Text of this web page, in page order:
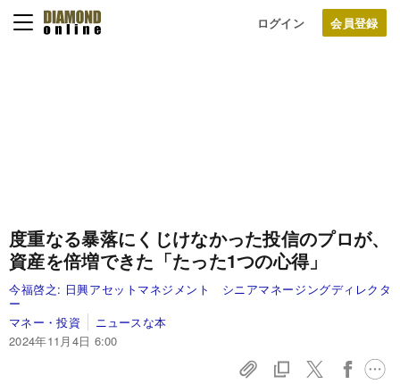
ログイン
度重なる暴落にくじけなかった投信のプロが、
資産を倍増できた「たった1つの心得」
今福啓之: 日興アセットマネジメント シニアマネージングディレクタ
ー
マネー・投資
ニュースな本
2024年11月4日 6:00